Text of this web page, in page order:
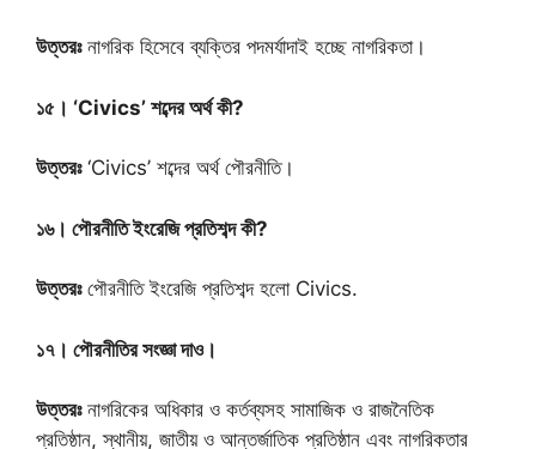
উত্তরঃনাগরিক হিসেবে ব্যক্তির পদমর্যাদাই হচ্ছে নাগরিকতা।
১৫। ‘Civics’ শব্দের অর্থ কী?
উত্তরঃ‘Civics’ শব্দের অর্থ পৌরনীতি।
১৬। পৌরনীতি ইংরেজি প্রতিশব্দ কী?
উত্তরঃপৌরনীতি ইংরেজি প্রতিশব্দ হলো Civics.
১৭। পৌরনীতির সংজ্ঞা দাও।
উত্তরঃনাগরিকের অধিকার ও কর্তব্যসহ সামাজিক ও রাজনৈতিক
প্রতিষ্ঠান, স্থানীয়, জাতীয় ও আন্তর্জাতিক প্রতিষ্ঠান এবং নাগরিকতার